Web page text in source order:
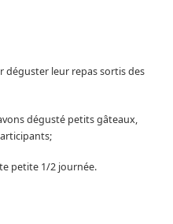
déguster leur repas sortis des
dégusté petits gâteaux,
petite 1/2 journée.